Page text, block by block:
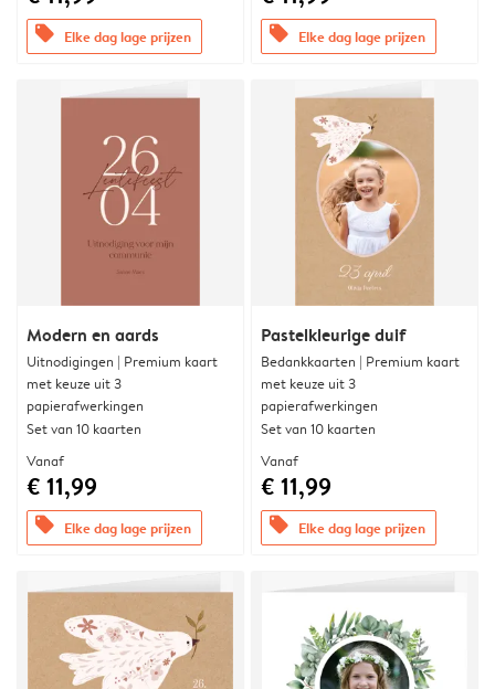
offers Elke dag lage prijzen offers Elke dag lage prijzen
Modern en aards
Uitnodigingen | Premium kaart
met keuze uit 3
papierafwerkingen
Set van 10 kaarten
Vanaf
€ 11,99
offers Elke dag lage prijzen
Pastelkleurige duif
Bedankkaarten | Premium kaart
met keuze uit 3
papierafwerkingen
Set van 10 kaarten
Vanaf
€ 11,99
offers Elke dag lage prijzen